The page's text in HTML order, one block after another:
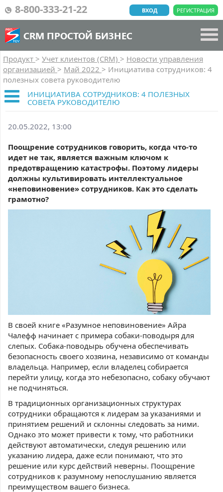
8-800-333-21-22 РЕГИСТРАЦИЯ
ВХОД
CRM ПРОСТОЙ БИЗНЕС
Продукт > Учет клиентов (CRM) > Новости управления
организацией > Май 2022 > Инициатива сотрудников: 4
полезных совета руководителю
ИНИЦИАТИВА СОТРУДНИКОВ: 4 ПОЛЕЗНЫХ
СОВЕТА РУКОВОДИТЕЛЮ
20.05.2022, 13:00
Поощрение сотрудников говорить, когда что-то
идет не так, является важным ключом к
предотвращению катастрофы. Поэтому лидеры
должны культивировать интеллектуальное
«неповиновение» сотрудников. Как это сделать
грамотно?
В своей книге «Разумное неповиновение» Айра
Чалефф начинает с примера собаки-поводыря для
слепых. Собака-поводырь обучена обеспечивать
безопасность своего хозяина, независимо от команды
владельца. Например, если владелец собирается
перейти улицу, когда это небезопасно, собаку обучают
не подчиняться.
В традиционных организационных структурах
сотрудники обращаются к лидерам за указаниями и
принятием решений и склонны следовать за ними.
Однако это может привести к тому, что работники
действуют автоматически, следуя решению или
указанию лидера, даже если понимают, что это
решение или курс действий неверны. Поощрение
сотрудников к разумному непослушанию является
преимуществом вашего бизнеса.